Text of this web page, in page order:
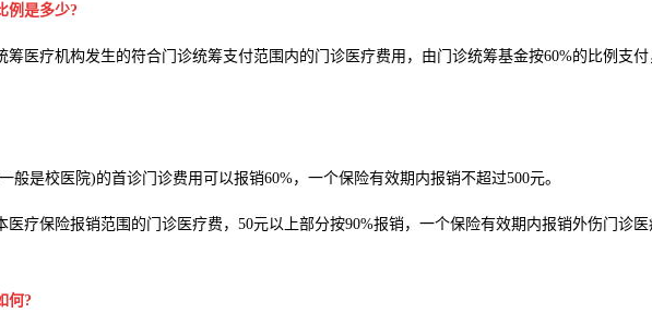
例是多少?
疗机构发生的符合门诊统筹支付范围内的门诊医疗费用，由门诊统筹基金按60%的比例支付
是校医院)的首诊门诊费用可以报销60%，一个保险有效期内报销不超过500元。
保险报销范围的门诊医疗费，50元以上部分按90%报销，一个保险有效期内报销外伤门诊医
何?